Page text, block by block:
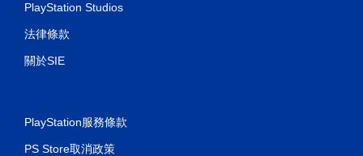
PlayStation Studios
法律條款
關於SIE
PlayStation服務條款
PS Store取消政策